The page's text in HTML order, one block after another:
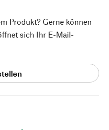
Produkt? Gerne können
sich Ihr E-Mail-